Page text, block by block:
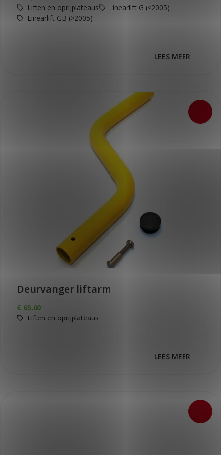
Liften en oprijplateaus
Linearlift G (<2005)
Linearlift GB (>2005)
LEES MEER
Deurvanger liftarm
€ 65,00
Liften en oprijplateaus
LEES MEER